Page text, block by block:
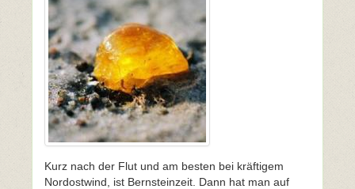
Kurz nach der Flut und am besten bei kräftigem
Nordostwind, ist Bernsteinzeit. Dann hat man auf